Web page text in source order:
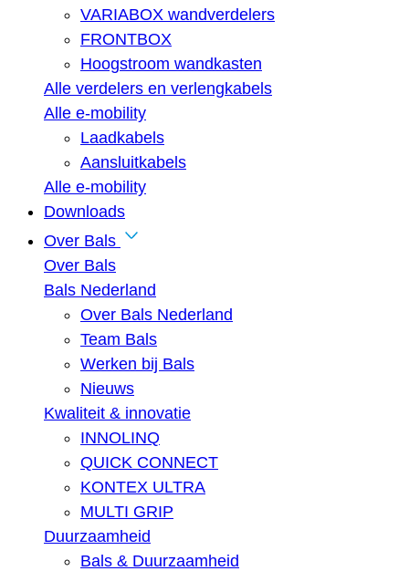
VARIABOX wandverdelers
FRONTBOX
Hoogstroom wandkasten
Alle verdelers en verlengkabels
Alle e-mobility
Laadkabels
Aansluitkabels
Alle e-mobility
Downloads
Over Bals
Over Bals
Bals Nederland
Over Bals Nederland
Team Bals
Werken bij Bals
Nieuws
Kwaliteit & innovatie
INNOLINQ
QUICK CONNECT
KONTEX ULTRA
MULTI GRIP
Duurzaamheid
Bals & Duurzaamheid